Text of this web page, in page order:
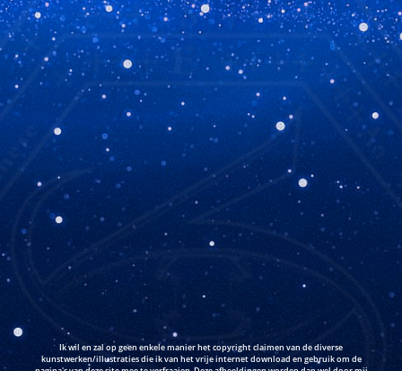
Ik wil en zal op geen enkele manier het copyright claimen van de diverse
kunstwerken/illustraties die ik van het vrije internet download en gebruik om de